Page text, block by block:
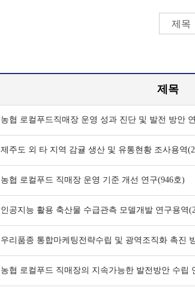
제목
제목
농협 로컬푸드직매장 운영 성과 진단 및 발전 방안
제주도 외 타 지역 감귤 생산 및 유통현황 조사용역
농협 로컬푸드 직매장 운영 기준 개선 연구(946호)
인공지능 활용 축산물 수급관측 모델개발 연구용역
우리품종 통합마케팅전략수립 및 광역조직화 촉진
농협 로컬푸드 직매장의 지속가능한 발전방안 수립